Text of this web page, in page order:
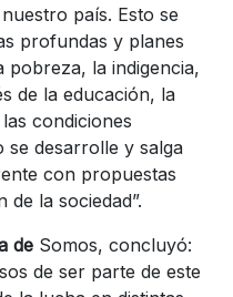
país. Esto se
profundas y planes
pobreza, la indigencia,
de la educación, la
condiciones
se desarrolle y salga
con propuestas
la sociedad”.
de Somos, concluyó:
de ser parte de este